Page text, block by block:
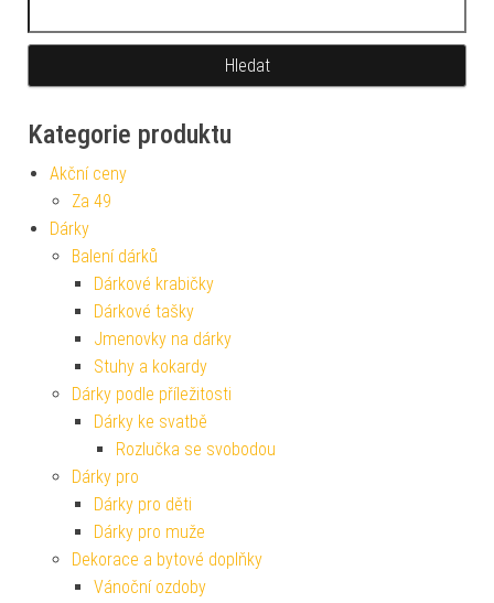
Kategorie produktu
Akční ceny
Za 49
Dárky
Balení dárků
Dárkové krabičky
Dárkové tašky
Jmenovky na dárky
Stuhy a kokardy
Dárky podle příležitosti
Dárky ke svatbě
Rozlučka se svobodou
Dárky pro
Dárky pro děti
Dárky pro muže
Dekorace a bytové doplňky
Vánoční ozdoby